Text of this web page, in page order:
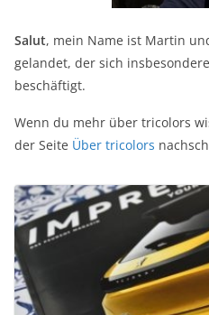
Salut, mein Name ist Martin
gelandet, der sich
beschäftigt.
Wenn du mehr über tricolors
der Seite Über tricolors